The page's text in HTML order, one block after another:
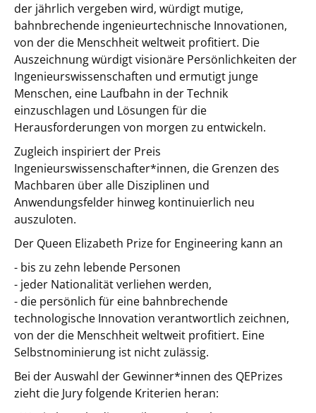
der jährlich vergeben wird, würdigt mutige,
bahnbrechende ingenieurtechnische Innovationen,
von der die Menschheit weltweit profitiert. Die
Auszeichnung würdigt visionäre Persönlichkeiten der
Ingenieurswissenschaften und ermutigt junge
Menschen, eine Laufbahn in der Technik
einzuschlagen und Lösungen für die
Herausforderungen von morgen zu entwickeln.
Zugleich inspiriert der Preis
Ingenieurswissenschafter*innen, die Grenzen des
Machbaren über alle Disziplinen und
Anwendungsfelder hinweg kontinuierlich neu
auszuloten.
Der Queen Elizabeth Prize for Engineering kann an
- bis zu zehn lebende Personen
- jeder Nationalität verliehen werden,
- die persönlich für eine bahnbrechende
technologische Innovation verantwortlich zeichnen,
von der die Menschheit weltweit profitiert. Eine
Selbstnominierung ist nicht zulässig.
Bei der Auswahl der Gewinner*innen des QEPrizes
zieht die Jury folgende Kriterien heran: